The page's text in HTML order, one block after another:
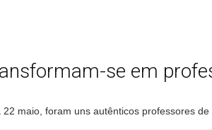
se em
maio, foram uns autênticos professores de